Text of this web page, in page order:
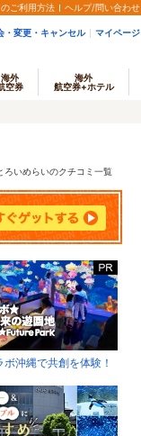
ご利用方法 ヘルプ/問い合わせ
・変更・キャンセル マイページ
海外
空券
海外
航空券+ホテル
ろいめらいのクチコミ一覧
ボ沖縄で共創を体験！